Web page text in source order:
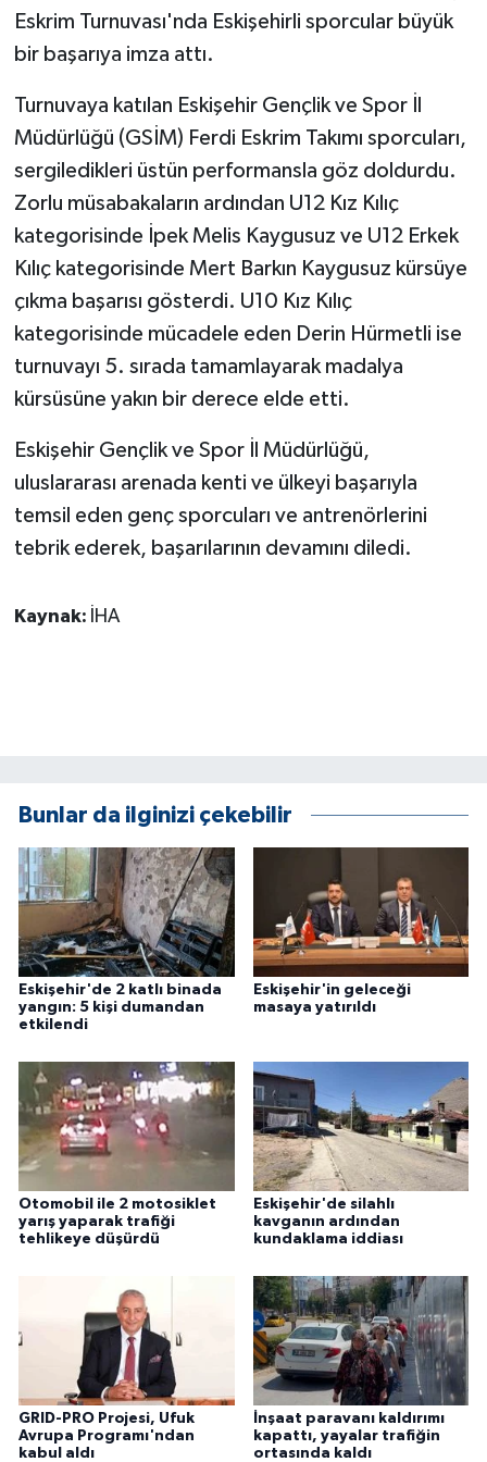
Eskrim Turnuvası'nda Eskişehirli sporcular büyük
bir başarıya imza attı.
Turnuvaya katılan Eskişehir Gençlik ve Spor İl
Müdürlüğü (GSİM) Ferdi Eskrim Takımı sporcuları,
sergiledikleri üstün performansla göz doldurdu.
Zorlu müsabakaların ardından U12 Kız Kılıç
kategorisinde İpek Melis Kaygusuz ve U12 Erkek
Kılıç kategorisinde Mert Barkın Kaygusuz kürsüye
çıkma başarısı gösterdi. U10 Kız Kılıç
kategorisinde mücadele eden Derin Hürmetli ise
turnuvayı 5. sırada tamamlayarak madalya
kürsüsüne yakın bir derece elde etti.
Eskişehir Gençlik ve Spor İl Müdürlüğü,
uluslararası arenada kenti ve ülkeyi başarıyla
temsil eden genç sporcuları ve antrenörlerini
tebrik ederek, başarılarının devamını diledi.
Kaynak: İHA
Bunlar da ilginizi çekebilir
Eskişehir'de 2 katlı binada
yangın: 5 kişi dumandan
etkilendi
Eskişehir'in geleceği
masaya yatırıldı
Otomobil ile 2 motosiklet
yarış yaparak trafiği
tehlikeye düşürdü
Eskişehir'de silahlı
kavganın ardından
kundaklama iddiası
GRID-PRO Projesi, Ufuk
Avrupa Programı'ndan
kabul aldı
İnşaat paravanı kaldırımı
kapattı, yayalar trafiğin
ortasında kaldı
GENEL
GÜNDEM
Güvenlik
İNSAN
İş Dünyası
Jandarma
Kadın
KÜLTÜR SANAT
MAGAZİN
Otomobil
SPOR HABERLERİ
TEKNOLOJİ
Turizm
ÜLKE GÜNDEMİ
YEREL
Yerel Haberler